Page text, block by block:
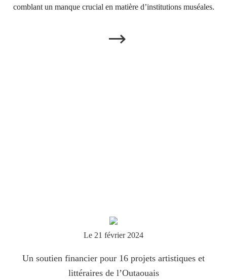
comblant un manque crucial en matière d’institutions muséales.
Le 21 février 2024
Un soutien financier pour 16 projets artistiques et
littéraires de l’Outaouais